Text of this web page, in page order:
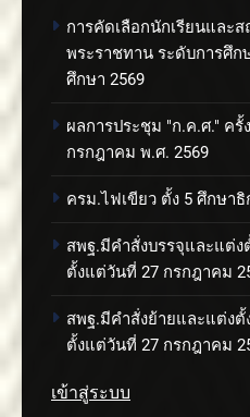
การคัดเลือกนักเรียนและส
พระราชทาน ระดับการศึ
ศึกษา 2569
ผลการประชุม "ก.ค.ศ." ค
กรกฎาคม พ.ศ. 2569
ครม.ไฟเขียว ตั้ง 5 ศึกษา
สพฐ.มีคำสั่งบรรจุและแต่ง
ตั้งแต่วันที่ 27 กรกฎาคม
สพฐ.มีคำสั่งย้ายและแต่งตั้
ตั้งแต่วันที่ 27 กรกฎาคม
เข้าสู่ระบบ